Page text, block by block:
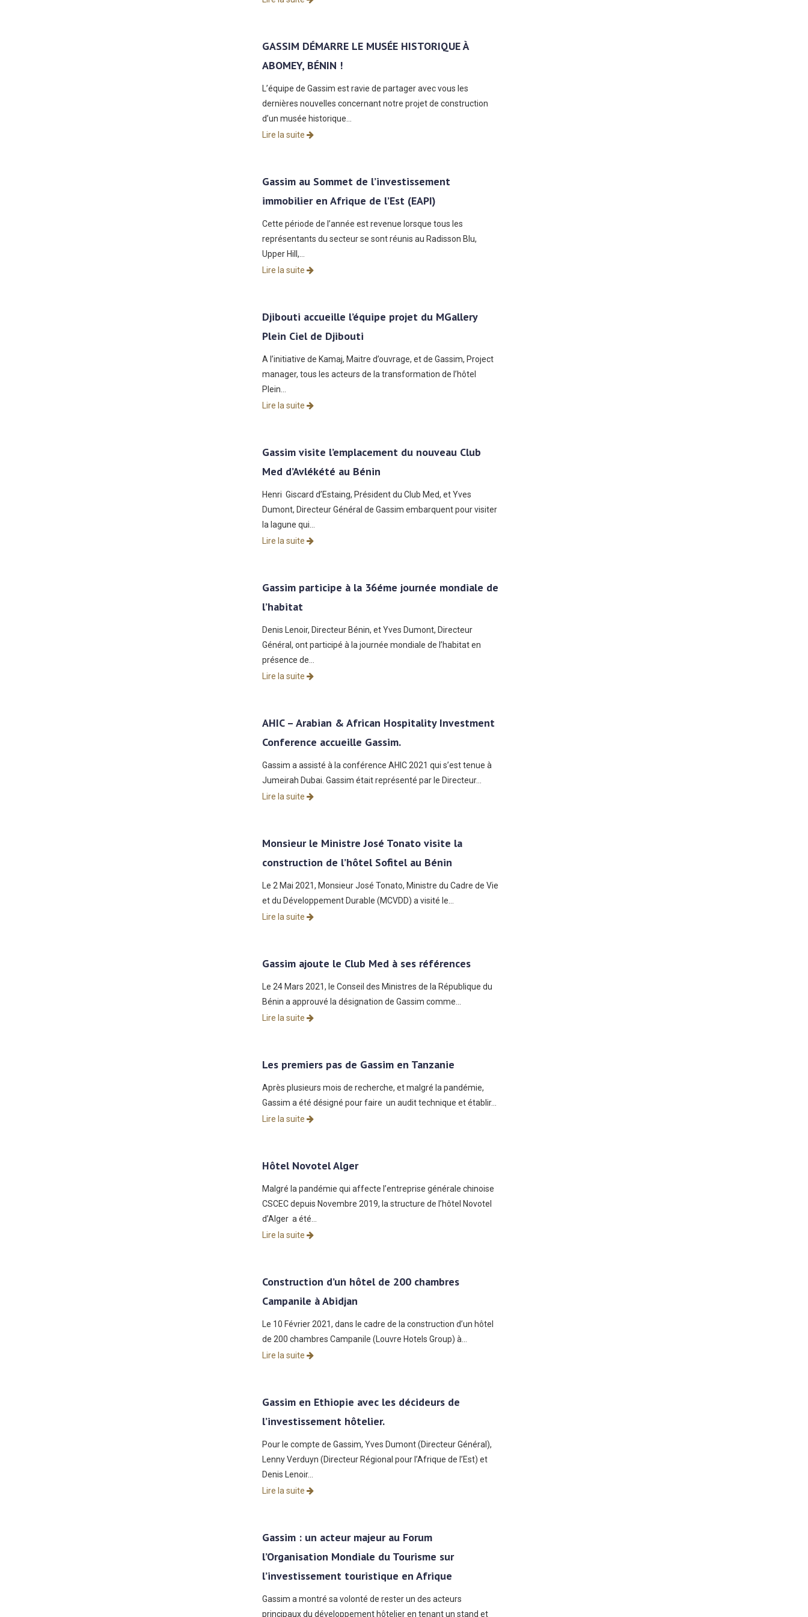
GASSIM DÉMARRE LE MUSÉE HISTORIQUE À
ABOMEY, BÉNIN !
L’équipe de Gassim est ravie de partager avec vous les
dernières nouvelles concernant notre projet de construction
d’un musée historique…
Lire la suite
Gassim au Sommet de l’investissement
immobilier en Afrique de l’Est (EAPI)
Cette période de l’année est revenue lorsque tous les
représentants du secteur se sont réunis au Radisson Blu,
Upper Hill,…
Lire la suite
Djibouti accueille l’équipe projet du MGallery
Plein Ciel de Djibouti
A l’initiative de Kamaj, Maitre d’ouvrage, et de Gassim, Project
manager, tous les acteurs de la transformation de l’hôtel
Plein…
Lire la suite
Gassim visite l’emplacement du nouveau Club
Med d’Avlékété au Bénin
Henri Giscard d’Estaing, Président du Club Med, et Yves
Dumont, Directeur Général de Gassim embarquent pour visiter
la lagune qui…
Lire la suite
Gassim participe à la 36éme journée mondiale de
l’habitat
Denis Lenoir, Directeur Bénin, et Yves Dumont, Directeur
Général, ont participé à la journée mondiale de l’habitat en
présence de…
Lire la suite
AHIC – Arabian & African Hospitality Investment
Conference accueille Gassim.
Gassim a assisté à la conférence AHIC 2021 qui s’est tenue à
Jumeirah Dubai. Gassim était représenté par le Directeur…
Lire la suite
Monsieur le Ministre José Tonato visite la
construction de l’hôtel Sofitel au Bénin
Le 2 Mai 2021, Monsieur José Tonato, Ministre du Cadre de Vie
et du Développement Durable (MCVDD) a visité le…
Lire la suite
Gassim ajoute le Club Med à ses références
Le 24 Mars 2021, le Conseil des Ministres de la République du
Bénin a approuvé la désignation de Gassim comme…
Lire la suite
Les premiers pas de Gassim en Tanzanie
Après plusieurs mois de recherche, et malgré la pandémie,
Gassim a été désigné pour faire un audit technique et établir…
Lire la suite
Hôtel Novotel Alger
Malgré la pandémie qui affecte l’entreprise générale chinoise
CSCEC depuis Novembre 2019, la structure de l’hôtel Novotel
d’Alger a été…
Lire la suite
Construction d’un hôtel de 200 chambres
Campanile à Abidjan
Le 10 Février 2021, dans le cadre de la construction d’un hôtel
de 200 chambres Campanile (Louvre Hotels Group) à…
Lire la suite
Gassim en Ethiopie avec les décideurs de
l’investissement hôtelier.
Pour le compte de Gassim, Yves Dumont (Directeur Général),
Lenny Verduyn (Directeur Régional pour l’Afrique de l’Est) et
Denis Lenoir…
Lire la suite
Gassim : un acteur majeur au Forum
l’Organisation Mondiale du Tourisme sur
l’investissement touristique en Afrique
Gassim a montré sa volonté de rester un des acteurs
principaux du développement hôtelier en tenant un stand et